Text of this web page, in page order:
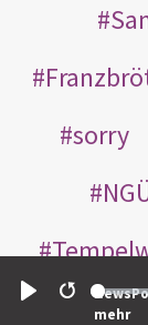
Restart
mehr
sorry